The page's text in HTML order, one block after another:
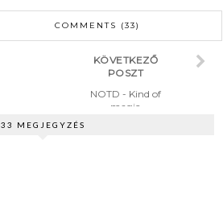
COMMENTS (33)
KÖVETKEZŐ
POSZT
NOTD - Kind of
magic
33 MEGJEGYZÉS